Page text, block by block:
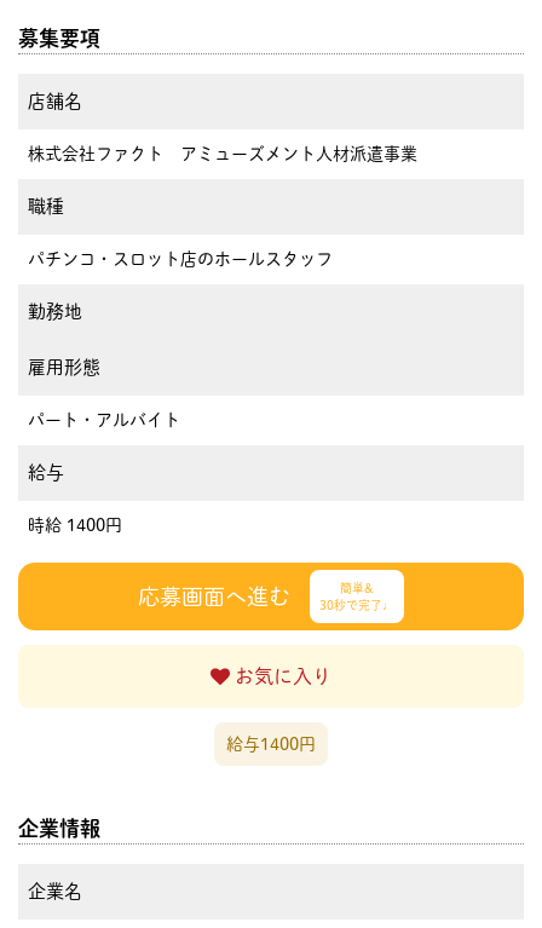
募集要項
店舗名
株式会社ファクト アミューズメント人材派遣事業
職種
パチンコ・スロット店のホールスタッフ
勤務地
雇用形態
パート・アルバイト
給与
時給 1400円
応募画面へ進む
簡単&
30秒で完了♩
お気に入り
給与1400円
企業情報
企業名